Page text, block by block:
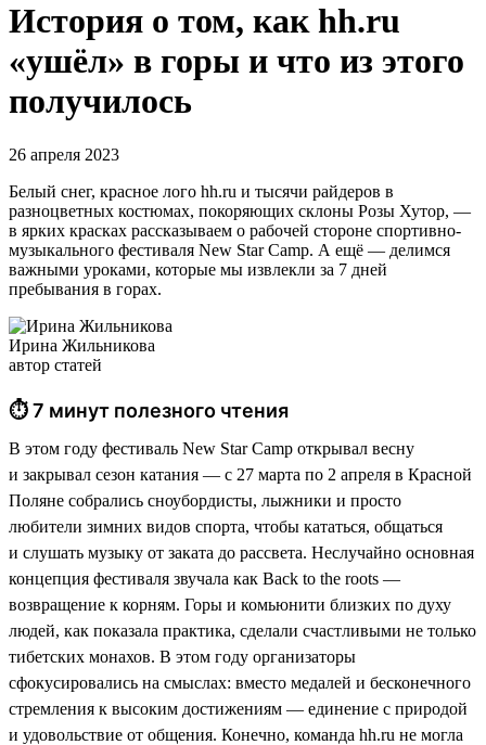
История о том, как hh.ru
«ушёл» в горы и что из этого
получилось
26 апреля 2023
Белый снег, красное лого hh.ru и тысячи райдеров в
разноцветных костюмах, покоряющих склоны Розы Хутор, —
в ярких красках рассказываем о рабочей стороне спортивно-
музыкального фестиваля New Star Camp. А ещё — делимся
важными уроками, которые мы извлекли за 7 дней
пребывания в горах.
Ирина Жильникова
автор статей
⏱ 7 минут полезного чтения
В этом году фестиваль New Star Camp открывал весну
и закрывал сезон катания — с 27 марта по 2 апреля в Красной
Поляне собрались сноубордисты, лыжники и просто
любители зимних видов спорта, чтобы кататься, общаться
и слушать музыку от заката до рассвета. Неслучайно основная
концепция фестиваля звучала как Back to the roots —
возвращение к корням. Горы и комьюнити близких по духу
людей, как показала практика, сделали счастливыми не только
тибетских монахов. В этом году организаторы
сфокусировались на смыслах: вместо медалей и бесконечного
стремления к высоким достижениям — единение с природой
и удовольствие от общения. Конечно, команда hh.ru не могла